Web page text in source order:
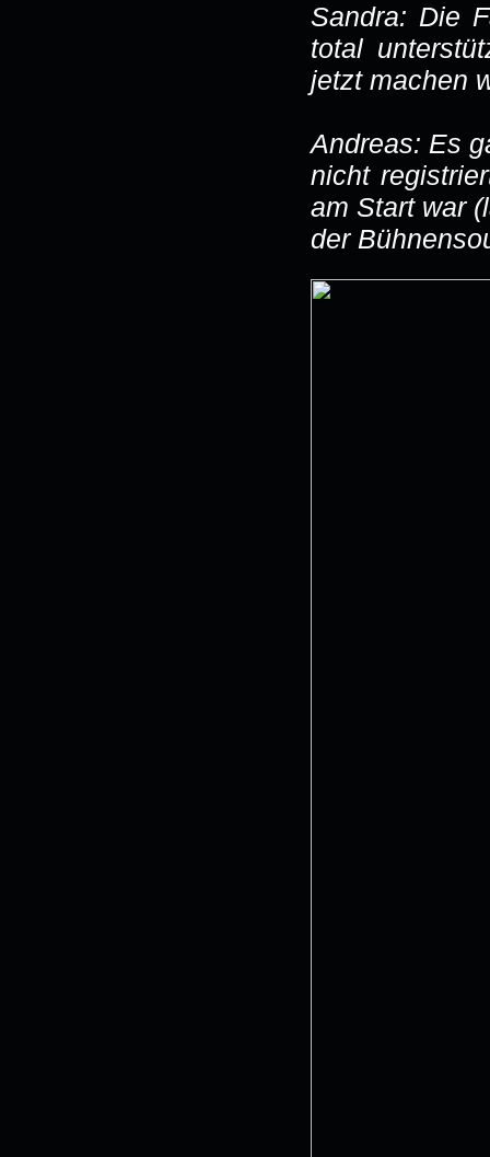
Sandra: Die
total
jetzt machen
Andreas: Es
nicht
am Start war
der